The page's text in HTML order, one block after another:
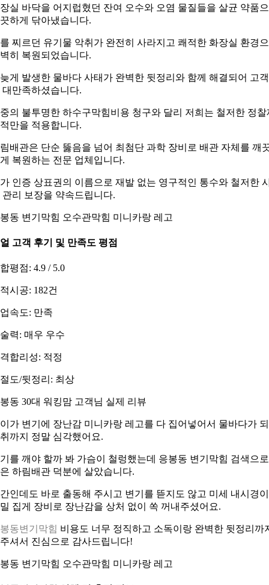
실 바닥을 어지럽혔던 잔여 오수와 오염 물질들을 살균 약품
하게 닦아냈습니다.
찌르던 유기물 악취가 완전히 사라지고 쾌적한 화장실 환경
히 복원되었습니다.
게 발생한 물바다 사태가 완벽한 뒷정리와 함께 해결되어 고
대만족하셨습니다.
의 불투명한 하수구막힘비용 청구와 달리 저희는 철저한 정찰
만을 적용합니다.
배관은 단순 뚫음을 넘어 최첨단 과학 장비로 배관 자체를 깨
복원하는 전문 업체입니다.
인증 상표권의 이름으로 재발 없는 영구적인 통수와 철저한
관리 보장을 약속드립니다.
동 변기막힘 오수관막힘 미니카랑 레고
고객 후기 및 만족도 평점
평점: 4.9 / 5.0
시공: 182건
속도: 만족
력: 매우 우수
합리성: 적정
도/뒷정리: 최상
동 30대 워킹맘 고객님 실제 리뷰
가 변기에 장난감 미니카랑 레고를 다 집어넣어서 물바다가
까지 정말 심각했어요.
를 깨야 할까 봐 가슴이 철렁했는데 응봉동 변기막힘 검색으로
하림배관 덕분에 살았습니다.
인데도 바로 출동해 주시고 변기를 뜯지도 않고 미세 내시경
집게 장비로 장난감을 상처 없이 쏙 꺼내주셨어요.
동변기막힘 비용도 너무 정직하고 소독이랑 완벽한 뒷정리까
셔서 진심으로 감사드립니다!
동 변기막힘 오수관막힘 미니카랑 레고